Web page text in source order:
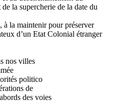
la supercherie de la date du
la maintenir pour préserver
d’un Etat Colonial étranger
nos villes
politico
de
des voies